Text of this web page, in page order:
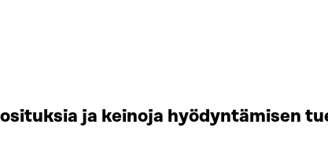
ja keinoja hyödyntämisen